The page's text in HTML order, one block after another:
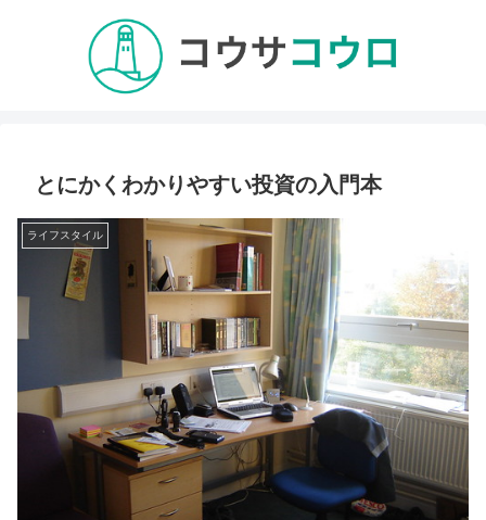
とにかくわかりやすい投資の入門本
ライフスタイル